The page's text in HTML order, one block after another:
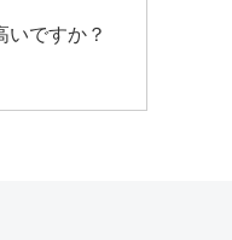
いですか？